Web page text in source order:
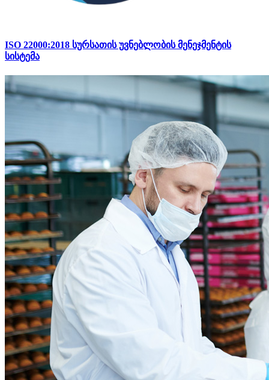
ISO 22000:2018 სურსათის უვნებლობის მენეჯმენტის
სისტემა